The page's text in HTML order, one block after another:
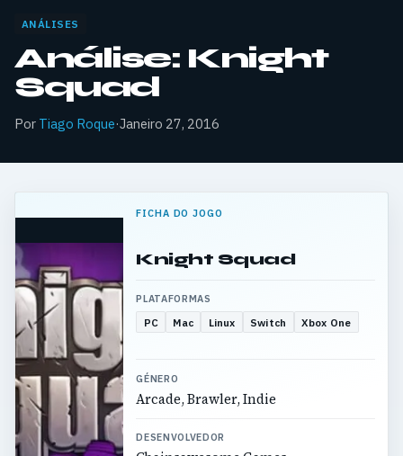
ANÁLISES
Análise: Knight
Squad
Por Tiago Roque·Janeiro 27, 2016
FICHA DO JOGO
Knight Squad
PLATAFORMAS
PC Mac Linux Switch Xbox One
GÉNERO
Arcade, Brawler, Indie
DESENVOLVEDOR